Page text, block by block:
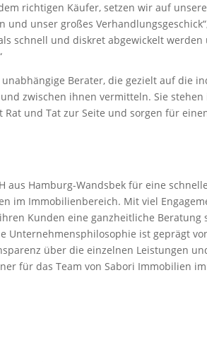
richtigen Käufer, setzen wir auf
unser großes
schnell und diskret abgewickelt
Berater, die gezielt auf die
zwischen ihnen vermitteln. Sie
und Tat zur Seite und sorgen für
aus Hamburg-Wandsbek für eine
im Immobilienbereich. Mit viel
Kunden eine ganzheitliche Beratung
Unternehmensphilosophie ist geprägt
über die einzelnen Leistungen
für das Team von Sabori Immobilien